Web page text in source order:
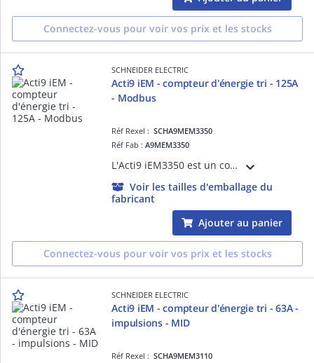
Connectez-vous pour voir vos prix et les stocks
SCHNEIDER ELECTRIC
Acti9 iEM - compteur d'énergie tri - 125A
- Modbus
Réf Rexel :SCHA9MEM3350
Réf Fab :A9MEM3350
L'Acti9 iEM3350 est un compteur d'énergie électrique triphasé 125A avec afficheur LCD. Ce dispositif fournit une mesure directe sans transformateur de courant. Il est doté d'un port de communication Modbus.
Voir les tailles d'emballage du
fabricant
Ajouter au panier
Connectez-vous pour voir vos prix et les stocks
SCHNEIDER ELECTRIC
Acti9 iEM - compteur d'énergie tri - 63A -
impulsions - MID
Réf Rexel :SCHA9MEM3110